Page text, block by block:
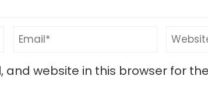
and website in this browser for